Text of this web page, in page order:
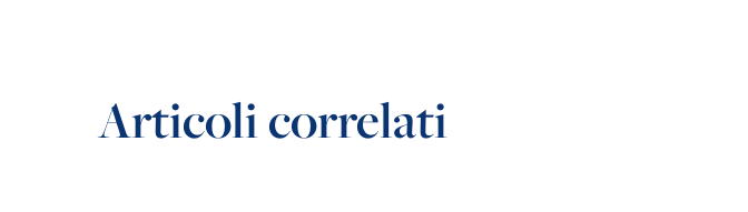
Articoli correlati